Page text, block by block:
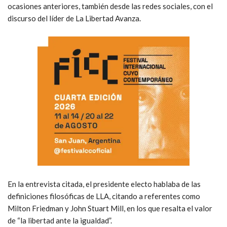
ocasiones anteriores, también desde las redes sociales, con el
discurso del líder de La Libertad Avanza.
En la entrevista citada, el presidente electo hablaba de las
definiciones filosóficas de LLA, citando a referentes como
Milton Friedman y John Stuart Mill, en los que resalta el valor
de “la libertad ante la igualdad”.